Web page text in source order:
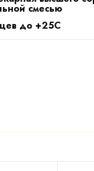
смесью
до +25С